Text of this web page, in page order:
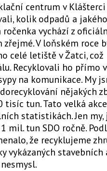
centrum v Klášterci
kolik odpadů a
ročenka vychází z
zřejmé. V loňském roce
celé letiště v Žatci, což
Recyklovali ho přímo
na komunikace. My
nějakých
tisíc tun. Tato velká
statistikách. Jen my,
mil. tun SDO ročně.
že recyklujeme
vykázaných